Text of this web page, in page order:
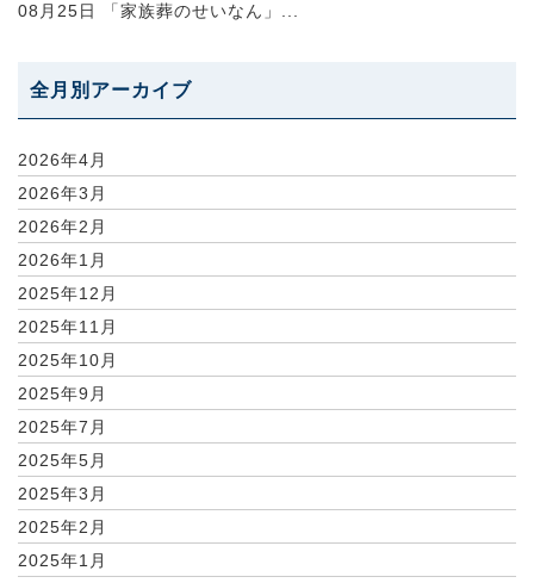
08月25日
「家族葬のせいなん」...
全月別アーカイブ
2026年4月
2026年3月
2026年2月
2026年1月
2025年12月
2025年11月
2025年10月
2025年9月
2025年7月
2025年5月
2025年3月
2025年2月
2025年1月